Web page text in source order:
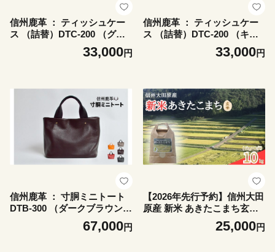
信州鹿革 ： ティッシュケー
ス （詰替）DTC-200 （グレ
ー） | 革製 日本製 鹿革 レザ
ーケース 千曲市 長野県産 信
33,000円
信州鹿革 ： ティッシュケー
ス （詰替）DTC-200 （キャ
メル） | 革製 日本製 鹿革 レ
ザーケース 千曲市 長野県産
33,000円
信州鹿革 ： 寸胴ミニトート
DTB-300 （ダークブラウン）
| 革製 日本製 鹿革 トートバ
ッグ レザーバッグ 千曲市 長
67,000円
【2026年先行予約】信州大田
原産 新米 あきたこまち玄米
10kg (5kg×2袋) | あきたこま
ち 新米 玄米 お米 おこめ コ
25,000円